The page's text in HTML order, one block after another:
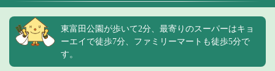
東富田公園が歩いて2分、最寄りのスーパーはキョ
ーエイで徒歩7分、ファミリーマートも徒歩5分で
す。